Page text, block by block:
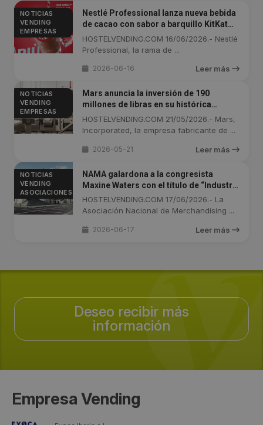
NOTICIAS
VENDING
EMPRESAS
Nestlé Professional lanza nueva bebida
de cacao con sabor a barquillo KitKat®
para el sector horeca
HOSTELVENDING.COM 16/06/2026.- Nestlé
Professional, la rama de ...
2026-06-16 Leer más
NOTICIAS
VENDING
EMPRESAS
Mars anuncia la inversión de 190
millones de libras en su histórica
fábrica de chocolate en Reino Unido
HOSTELVENDING.COM 21/05/2026.- Mars,
Incorporated, la empresa fabricante de ...
2026-05-21 Leer más
NOTICIAS
VENDING
ASOCIACIONES
NAMA galardona a la congresista
Maxine Waters con el título de “Industry
Champion 2026”
HOSTELVENDING.COM 17/06/2026.- La
Asociación Nacional de Merchandising ...
2026-06-17 Leer más
Deseo recibir más
información
Empresa Vending